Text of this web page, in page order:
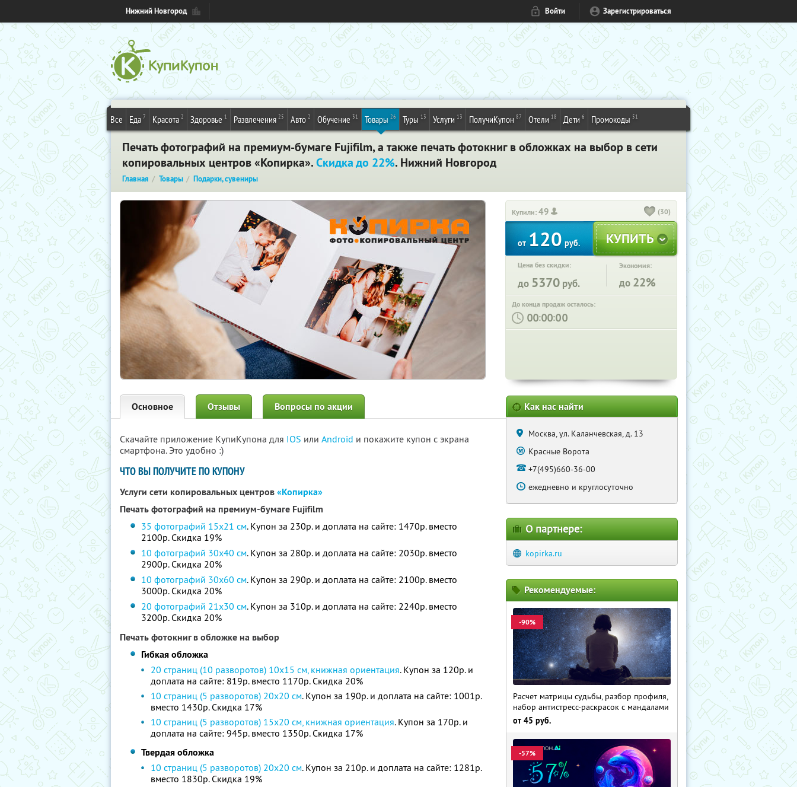
Нижний Новгород Войти Зарегистрироваться
Все Еда 7 Красота 2 Здоровье 1 Развлечения 25 Авто 2 Обучение 31 Товары 26 Туры 13 Услуги 13 ПолучиКупон 87 Отели 18 Дети 6 Промокоды 51
Печать фотографий на премиум-бумаге Fujifilm, а также печать фотокниг в обложках на выбор в сети
копировальных центров «Копирка».Скидка до 22%. Нижний Новгород
Главная Товары Подарки, сувениры
Купили:49 (30)
от120руб.
Цена без скидки:
до 5370 руб.
Экономия:
до 22%
До конца продаж осталось:
: :
Основное Отзывы Вопросы по акции
Скачайте приложение КупиКупона для IOS или Android и покажите купон с экрана
смартфона. Это удобно :)
ЧТО ВЫ ПОЛУЧИТЕ ПО КУПОНУ
Услуги сети копировальных центров«Копирка»
Печать фотографий на премиум-бумаге Fujifilm
35 фотографий 15х21 см. Купон за 230р. и доплата на сайте: 1470р. вместо
2100р. Скидка 19%
10 фотографий 30х40 см. Купон за 280р. и доплата на сайте: 2030р. вместо
2900р. Скидка 20%
10 фотографий 30х60 см. Купон за 290р. и доплата на сайте: 2100р. вместо
3000р. Скидка 20%
20 фотографий 21х30 см. Купон за 310р. и доплата на сайте: 2240р. вместо
3200р. Скидка 20%
Печать фотокниг в обложке на выбор
Гибкая обложка
20 страниц (10 разворотов) 10х15 см, книжная ориентация. Купон за 120р. и
доплата на сайте: 819р. вместо 1170р. Скидка 20%
10 страниц (5 разворотов) 20х20 см. Купон за 190р. и доплата на сайте: 1001р.
вместо 1430р. Скидка 17%
10 страниц (5 разворотов) 15х20 см, книжная ориентация. Купон за 170р. и
доплата на сайте: 945р. вместо 1350р. Скидка 17%
Твердая обложка
10 страниц (5 разворотов) 20х20 см. Купон за 210р. и доплата на сайте: 1281р.
вместо 1830р. Скидка 19%
Как нас найти
Москва, ул. Каланчевская, д. 13
Красные Ворота
+7(495)660-36-00
ежедневно и круглосуточно
О партнере:
kopirka.ru
Рекомендуемые:
-90%
Расчет матрицы судьбы, разбор профиля,
набор антистресс-раскрасок с мандалами
от 45 руб.
-57%